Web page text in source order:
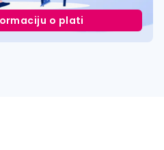
o plati